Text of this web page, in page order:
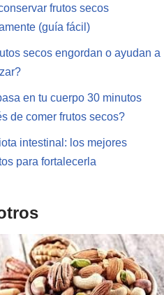
frutos secos
(guía fácil)
secos engordan o ayudan a
en tu cuerpo 30 minutos
de comer frutos secos?
intestinal: los mejores
para fortalecerla